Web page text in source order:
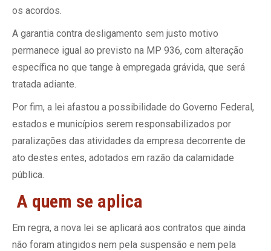
os acordos.
A garantia contra desligamento sem justo motivo
permanece igual ao previsto na MP 936, com alteração
específica no que tange à empregada grávida, que será
tratada adiante.
Por fim, a lei afastou a possibilidade do Governo Federal,
estados e municípios serem responsabilizados por
paralizações das atividades da empresa decorrente de
ato destes entes, adotados em razão da calamidade
pública.
A quem se aplica
Em regra, a nova lei se aplicará aos contratos que ainda
não foram atingidos nem pela suspensão e nem pela